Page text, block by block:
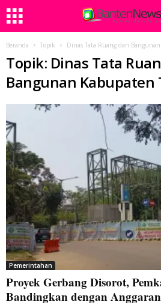
Beranda Topik Dinas Tata Ruang dan
Topik: Dinas Tata
Bangunan Kabupaten
Pemerintahan
Proyek Gerbang Disorot,
Bandingkan dengan